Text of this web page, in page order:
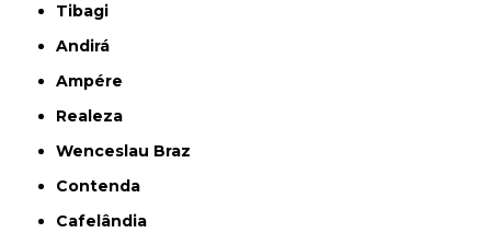
Tibagi
Andirá
Ampére
Realeza
Wenceslau Braz
Contenda
Cafelândia